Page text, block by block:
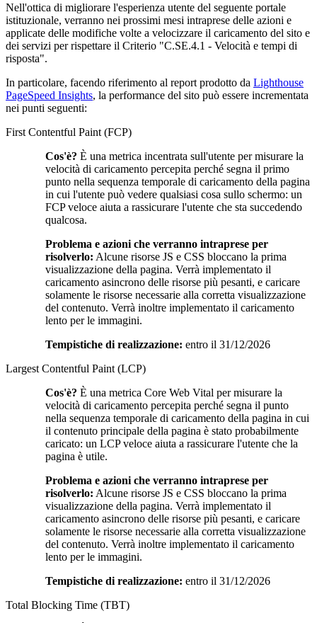
Nell'ottica di migliorare l'esperienza utente del seguente portale
istituzionale, verranno nei prossimi mesi intraprese delle azioni e
applicate delle modifiche volte a velocizzare il caricamento del sito e
dei servizi per rispettare il Criterio "C.SE.4.1 - Velocità e tempi di
risposta".
In particolare, facendo riferimento al report prodotto da Lighthouse
PageSpeed Insights, la performance del sito può essere incrementata
nei punti seguenti:
First Contentful Paint (FCP)
Cos'è? È una metrica incentrata sull'utente per misurare la
velocità di caricamento percepita perché segna il primo
punto nella sequenza temporale di caricamento della pagina
in cui l'utente può vedere qualsiasi cosa sullo schermo: un
FCP veloce aiuta a rassicurare l'utente che sta succedendo
qualcosa.
Problema e azioni che verranno intraprese per
risolverlo: Alcune risorse JS e CSS bloccano la prima
visualizzazione della pagina. Verrà implementato il
caricamento asincrono delle risorse più pesanti, e caricare
solamente le risorse necessarie alla corretta visualizzazione
del contenuto. Verrà inoltre implementato il caricamento
lento per le immagini.
Tempistiche di realizzazione: entro il 31/12/2026
Largest Contentful Paint (LCP)
Cos'è? È una metrica Core Web Vital per misurare la
velocità di caricamento percepita perché segna il punto
nella sequenza temporale di caricamento della pagina in cui
il contenuto principale della pagina è stato probabilmente
caricato: un LCP veloce aiuta a rassicurare l'utente che la
pagina è utile.
Problema e azioni che verranno intraprese per
risolverlo: Alcune risorse JS e CSS bloccano la prima
visualizzazione della pagina. Verrà implementato il
caricamento asincrono delle risorse più pesanti, e caricare
solamente le risorse necessarie alla corretta visualizzazione
del contenuto. Verrà inoltre implementato il caricamento
lento per le immagini.
Tempistiche di realizzazione: entro il 31/12/2026
Total Blocking Time (TBT)